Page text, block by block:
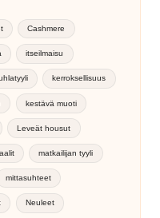
Cashmere
itseilmaisu
kerroksellisuus
kestävä muoti
Leveät housut
matkailijan tyyli
mittasuhteet
Neuleet